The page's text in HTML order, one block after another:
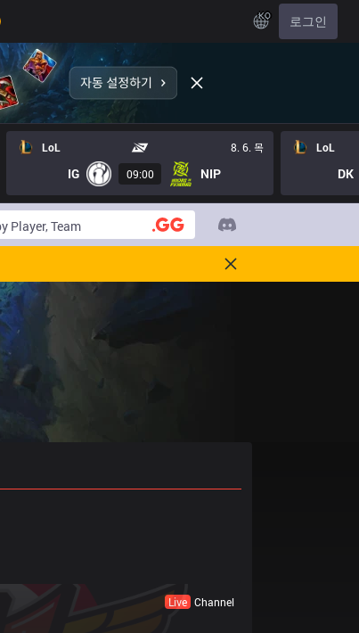
KO 로그인
LoL 8. 6. 목
IG 09:00 NIP
LoL
DK
Live Channel